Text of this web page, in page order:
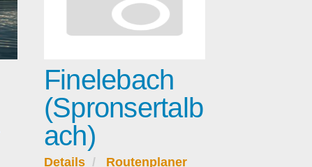
Finelebach
(Spronsertalb
ach)
Details Routenplaner